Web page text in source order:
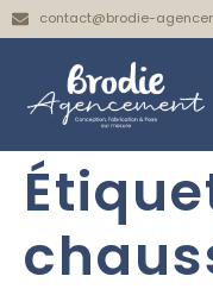
contact@brodie-